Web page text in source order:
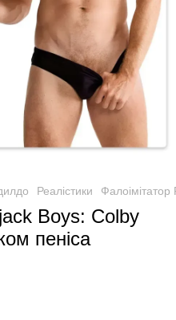
Реалістики
Boys: Colby
пеніса